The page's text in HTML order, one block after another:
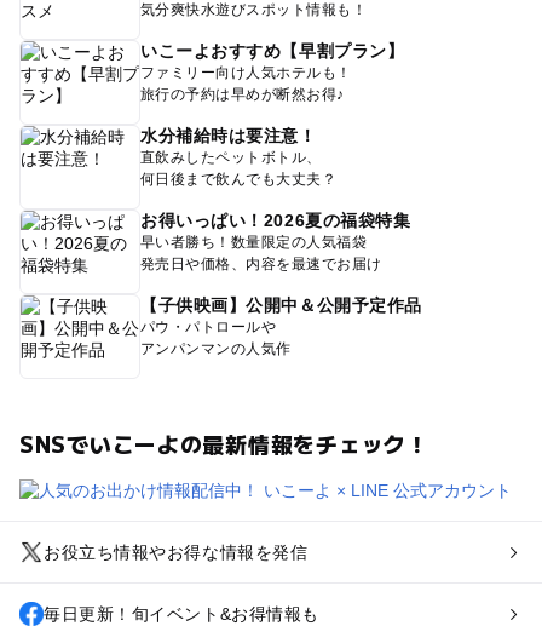
気分爽快水遊びスポット情報も！
いこーよおすすめ【早割プラン】
ファミリー向け人気ホテルも！
旅行の予約は早めが断然お得♪
水分補給時は要注意！
直飲みしたペットボトル、
何日後まで飲んでも大丈夫？
お得いっぱい！2026夏の福袋特集
早い者勝ち！数量限定の人気福袋
発売日や価格、内容を最速でお届け
【子供映画】公開中＆公開予定作品
パウ・パトロールや
アンパンマンの人気作
SNSでいこーよの最新情報をチェック！
お役立ち情報やお得な情報を発信
毎日更新！旬イベント&お得情報も